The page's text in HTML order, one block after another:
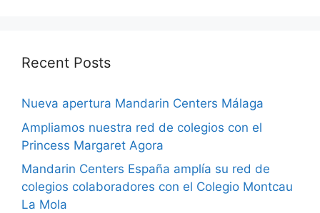
Recent Posts
Nueva apertura Mandarin Centers Málaga
Ampliamos nuestra red de colegios con el
Princess Margaret Agora
Mandarin Centers España amplía su red de
colegios colaboradores con el Colegio Montcau
La Mola